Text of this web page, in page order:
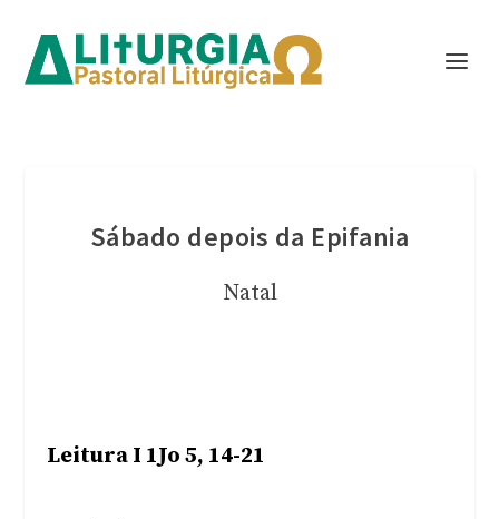
Sábado depois da Epifania
Natal
Leitura I 1Jo 5, 14-21